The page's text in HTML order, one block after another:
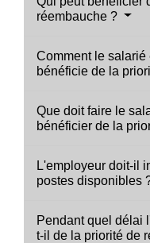
réembauche ?
Comment le salarié
bénéficie de la
Que doit faire le
bénéficier de la
L'employeur doit-il
postes disponibles
Pendant quel délai
t-il de la priorité de